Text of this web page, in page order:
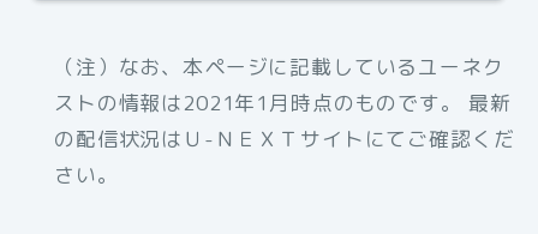
（注）なお、本ページに記載しているユーネク
ストの情報は2021年1月時点のものです。 最新
の配信状況はＵ-ＮＥＸＴサイトにてご確認くだ
さい。